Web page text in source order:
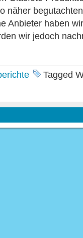
näher
Anbieter haben
wir jedoch
Tagged